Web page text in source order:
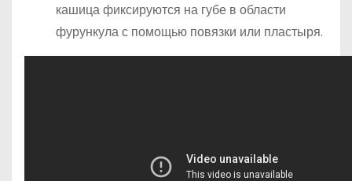
кашица фиксируются на губе в области
фурункула с помощью повязки или пластыря.